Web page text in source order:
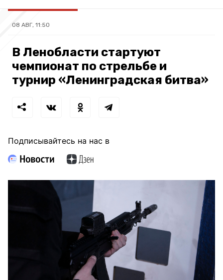
08 АВГ, 11:50
В Ленобласти стартуют
чемпионат по стрельбе и
турнир «Ленинградская битва»
Подписывайтесь на нас в